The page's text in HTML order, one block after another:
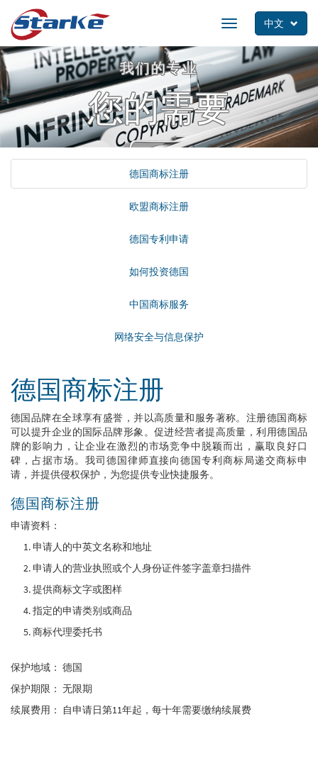
main
content
中文
Toggle
navigation
我们的专业
您的需要
德国商标注册
欧盟商标注册
德国专利申请
如何投资德国
中国商标服务
网络安全与信息保护
德国商标注册
德国品牌在全球享有盛誉，并以高质量和服务著称。注册德国商标
可以提升企业的国际品牌形象。促进经营者提高质量，利用德国品
牌的影响力，让企业在激烈的市场竞争中脱颖而出，赢取良好口
碑，占据市场。我司德国律师直接向德国专利商标局递交商标申
请，并提供侵权保护，为您提供专业快捷服务。
德国商标注册
申请资料：
1. 申请人的中英文名称和地址
2. 申请人的营业执照或个人身份证件签字盖章扫描件
3. 提供商标文字或图样
4. 指定的申请类别或商品
5. 商标代理委托书
保护地域： 德国
保护期限： 无限期
续展费用： 自申请日第11年起，每十年需要缴纳续展费